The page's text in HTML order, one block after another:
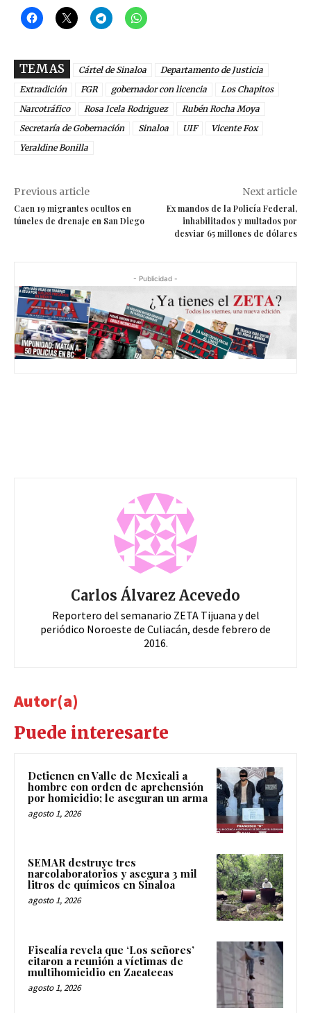
TEMAS Cártel de Sinaloa
Departamento de Justicia
Extradición
FGR gobernador con licencia
Los Chapitos
Narcotráfico
Rosa Icela Rodriguez
Rubén Rocha Moya
Secretaría de Gobernación
Sinaloa UIF
Vicente Fox
Yeraldine Bonilla
Previous article
Caen 19 migrantes ocultos en
túneles de drenaje en San Diego
Next article
Ex mandos de la Policía Federal,
inhabilitados y multados por
desviar 65 millones de dólares
- Publicidad -
Carlos Álvarez Acevedo
Reportero del semanario ZETA Tijuana y del
periódico Noroeste de Culiacán, desde febrero de
2016.
Autor(a)
Puede interesarte
Detienen en Valle de Mexicali a
hombre con orden de aprehensión
por homicidio; le aseguran un arma
agosto 1, 2026
SEMAR destruye tres
narcolaboratorios y asegura 3 mil
litros de químicos en Sinaloa
agosto 1, 2026
Fiscalía revela que ‘Los señores’
citaron a reunión a víctimas de
multihomicidio en Zacatecas
agosto 1, 2026